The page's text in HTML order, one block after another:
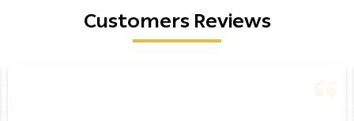
Customers Reviews